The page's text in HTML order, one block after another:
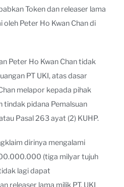
Token dan releaser lama
oleh Peter Ho Kwan Chan di
Peter Ho Kwan Chan tidak
PT UKI, atas dasar
melapor kepada pihak
tindak pidana Pemalsuan
Pasal 263 ayat (2) KUHP.
dirinya mengalami
(tiga milyar tujuh
lagi dapat
releaser lama milik PT. UKI